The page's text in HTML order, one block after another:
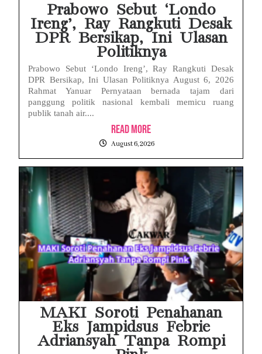
Prabowo Sebut ‘Londo
Ireng’, Ray Rangkuti Desak
DPR Bersikap, Ini Ulasan
Politiknya
Prabowo Sebut ‘Londo Ireng’, Ray Rangkuti Desak
DPR Bersikap, Ini Ulasan Politiknya August 6, 2026
Rahmat Yanuar Pernyataan bernada tajam dari
panggung politik nasional kembali memicu ruang
publik tanah air....
Read More
August 6, 2026
MAKI Soroti Penahanan
Eks Jampidsus Febrie
Adriansyah Tanpa Rompi